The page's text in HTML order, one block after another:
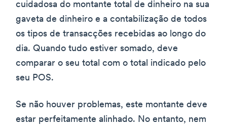
cuidadosa do montante total de dinheiro na sua
gaveta de dinheiro e a contabilização de todos
os tipos de transacções recebidas ao longo do
dia. Quando tudo estiver somado, deve
comparar o seu total com o total indicado pelo
seu POS.
Se não houver problemas, este montante deve
estar perfeitamente alinhado. No entanto, nem